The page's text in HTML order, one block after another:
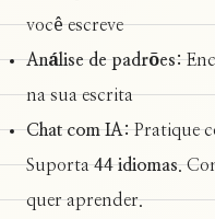
você escreve
Análise de padrões:
na sua escrita
Chat com IA:Pratique
Suporta44 idiomas.
quer aprender.